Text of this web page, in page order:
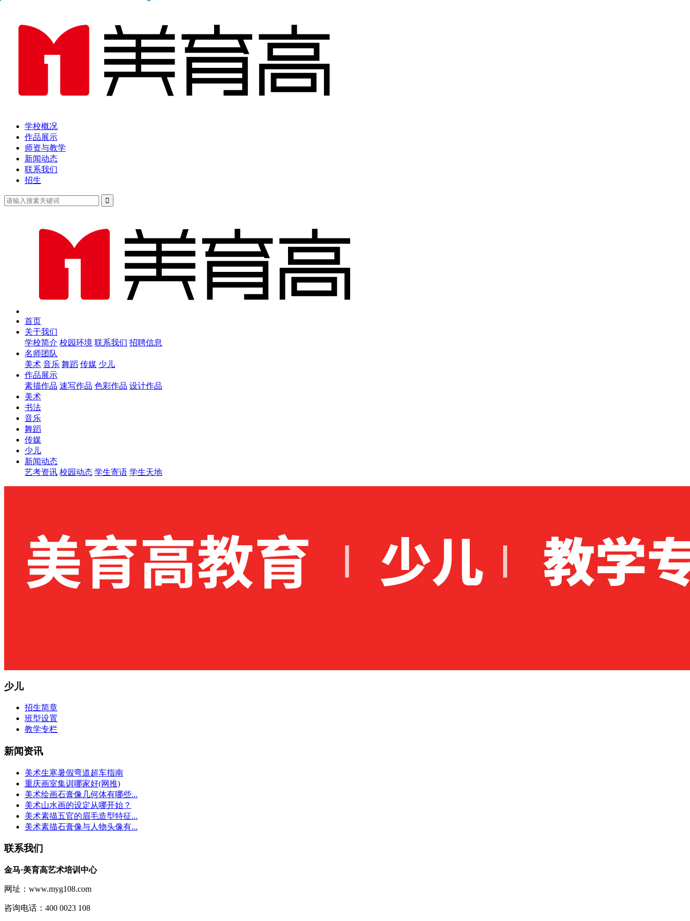
学校概况
作品展示
师资与教学
新闻动态
联系我们
招生
首页
关于我们
学校简介 校园环境 联系我们 招聘信息
名师团队
美术 音乐 舞蹈 传媒 少儿
作品展示
素描作品 速写作品 色彩作品 设计作品
美术
书法
音乐
舞蹈
传媒
少儿
新闻动态
艺考资讯 校园动态 学生寄语 学生天地
少儿
招生简章
班型设置
教学专栏
新闻资讯
美术生寒暑假弯道超车指南
重庆画室集训哪家好(网推)
美术绘画石膏像几何体有哪些...
美术山水画的设定从哪开始？
美术素描五官的眉毛造型特征...
美术素描石膏像与人物头像有...
联系我们
金马·美育高艺术培训中心
网址：www.myg108.com
咨询电话：400 0023 108